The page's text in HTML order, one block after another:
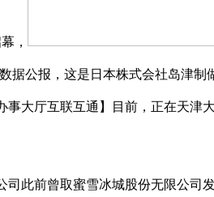
，
据公报，这是日本株式会社岛津
事大厅互联互通】目前，正在天津
前曾取蜜雪冰城股份无限公司发